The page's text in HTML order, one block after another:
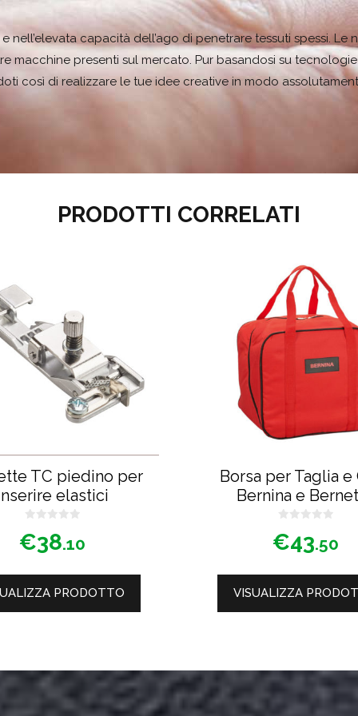
nell’elevata capacità dell’ago di penetrare tessuti spessi.
macchine presenti sul mercato. Pur basandosi su
così di realizzare le tue idee creative in modo
PRODOTTI CORRELATI
TC piedino per
elastici
s
u
€38.10
PRODOTTO
Borsa per Taglia e
Bernina e
s
u
€43.50
VISUALIZZA